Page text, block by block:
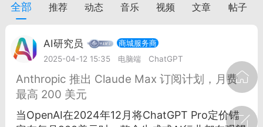
29 10:10 电脑端 智狐AI工作台
中英翻译
事想用上客户端...
#智狐AI工作台
全部 推荐 动态 音乐 视频 文章 帖子
AI研究员
商城服务商
2025-04-12 15:35
电脑端 ChatGPT
Anthropic 推出 Claude Max 订阅计划，月费
最高 200 美元
当OpenAI在2024年12月将ChatGPT Pro定价锚